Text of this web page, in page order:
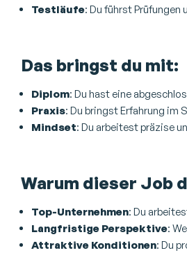
Testläufe: Du führst
Das bringst du mit:
Diplom: Du hast eine
Praxis: Du bringst Erfahrung im
Mindset: Du arbeitest präzise
Warum dieser Job
Top-Unternehmen: Du
Langfristige Perspektive:
Attraktive Konditionen: Du